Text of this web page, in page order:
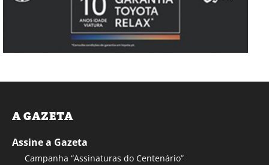
A GAZETA
Assine a Gazeta
Campanha “Assinaturas do Centenário”